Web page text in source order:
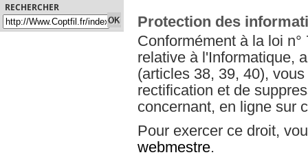
RECHERCHER
Protection des
Conformément à la loi
relative à l'Informatique,
(articles 38, 39, 40),
rectification et de
concernant, en ligne sur
Pour exercer ce droit,
webmestre.